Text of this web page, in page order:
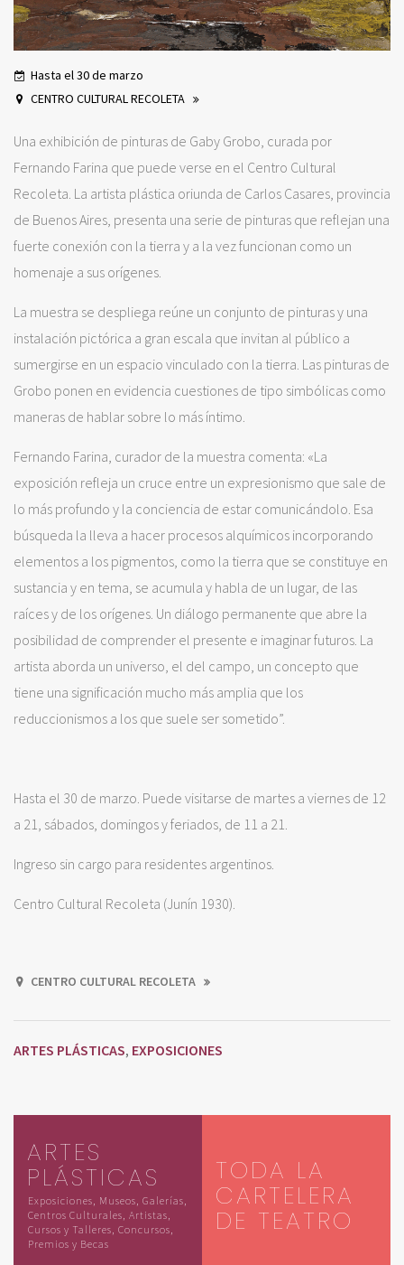
Hasta el 30 de marzo
CENTRO CULTURAL RECOLETA
Una exhibición de pinturas de Gaby Grobo, curada por
Fernando Farina que puede verse en el Centro Cultural
Recoleta. La artista plástica oriunda de Carlos Casares, provincia
de Buenos Aires, presenta una serie de pinturas que reflejan una
fuerte conexión con la tierra y a la vez funcionan como un
homenaje a sus orígenes.
La muestra se despliega reúne un conjunto de pinturas y una
instalación pictórica a gran escala que invitan al público a
sumergirse en un espacio vinculado con la tierra. Las pinturas de
Grobo ponen en evidencia cuestiones de tipo simbólicas como
maneras de hablar sobre lo más íntimo.
Fernando Farina, curador de la muestra comenta: «La
exposición refleja un cruce entre un expresionismo que sale de
lo más profundo y la conciencia de estar comunicándolo. Esa
búsqueda la lleva a hacer procesos alquímicos incorporando
elementos a los pigmentos, como la tierra que se constituye en
sustancia y en tema, se acumula y habla de un lugar, de las
raíces y de los orígenes. Un diálogo permanente que abre la
posibilidad de comprender el presente e imaginar futuros. La
artista aborda un universo, el del campo, un concepto que
tiene una significación mucho más amplia que los
reduccionismos a los que suele ser sometido”.
Hasta el 30 de marzo. Puede visitarse de martes a viernes de 12
a 21, sábados, domingos y feriados, de 11 a 21.
Ingreso sin cargo para residentes argentinos.
Centro Cultural Recoleta (Junín 1930).
CENTRO CULTURAL RECOLETA
ARTES PLÁSTICAS, EXPOSICIONES
ARTES
PLÁSTICAS
Exposiciones, Museos, Galerías,
Centros Culturales, Artistas,
Cursos y Talleres, Concursos,
Premios y Becas
TODA LA
CARTELERA
DE TEATRO